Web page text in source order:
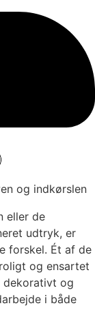
og indkørslen
eller de
udtryk, er
forskel. Ét af de
og ensartet
dekorativt og
i både